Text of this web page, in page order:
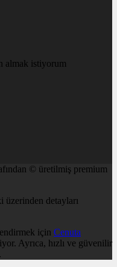
almak istiyorum
© üretilmiş premium
üzerinden detayları
için Cenuta
Ayrıca, hızlı ve güvenilir